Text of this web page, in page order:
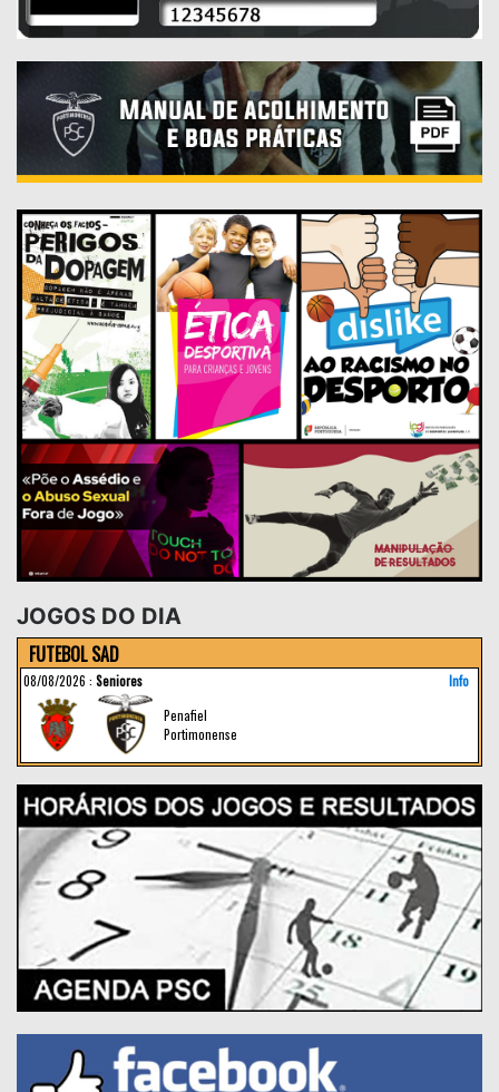
JOGOS DO DIA
FUTEBOL SAD
08/08/2026 : Seniores
Info
Penafiel
Portimonense